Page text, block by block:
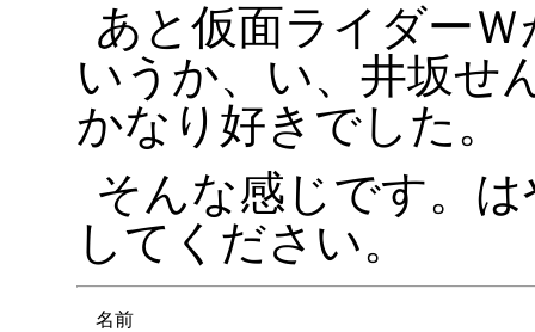
あと仮面ライダー
いうか、い、井坂
かなり好きでした。
そんな感じです。は
してください。
名前